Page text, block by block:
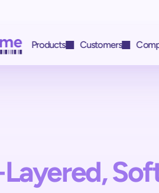
Products Customers
Case study
BILLA